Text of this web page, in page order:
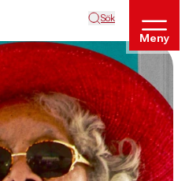
Sök
Meny